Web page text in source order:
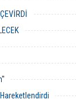
bulundu.
Başkanlık sistemiyle
gelen yüzde yüzde